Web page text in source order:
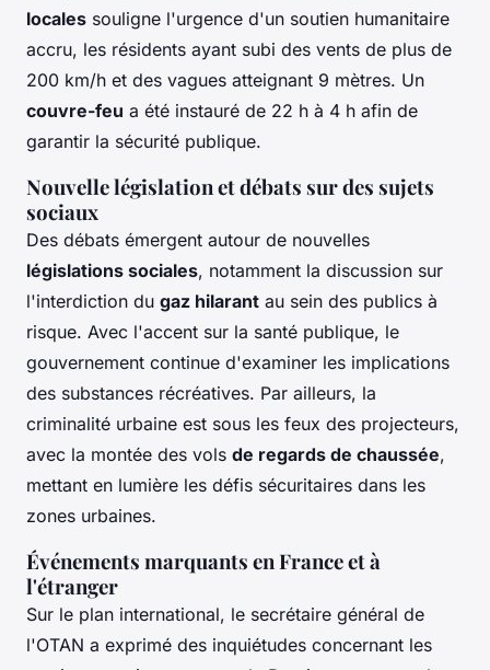
locales souligne l'urgence d'un soutien humanitaire
accru, les résidents ayant subi des vents de plus de
200 km/h et des vagues atteignant 9 mètres. Un
couvre-feu a été instauré de 22 h à 4 h afin de
garantir la sécurité publique.
Nouvelle législation et débats sur des sujets
sociaux
Des débats émergent autour de nouvelles
législations sociales, notamment la discussion sur
l'interdiction du gaz hilarant au sein des publics à
risque. Avec l'accent sur la santé publique, le
gouvernement continue d'examiner les implications
des substances récréatives. Par ailleurs, la
criminalité urbaine est sous les feux des projecteurs,
avec la montée des vols de regards de chaussée,
mettant en lumière les défis sécuritaires dans les
zones urbaines.
Événements marquants en France et à
l'étranger
Sur le plan international, le secrétaire général de
l'OTAN a exprimé des inquiétudes concernant les